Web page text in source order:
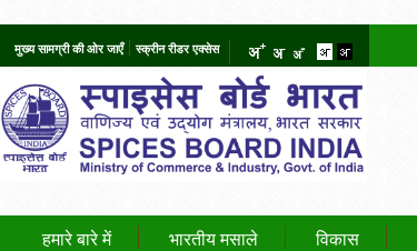
मुख्य सामग्री की ओर जाएँ स्क्रीन रीडर एक्सेस
हमारे बारे में भारतीय मसाले विकास